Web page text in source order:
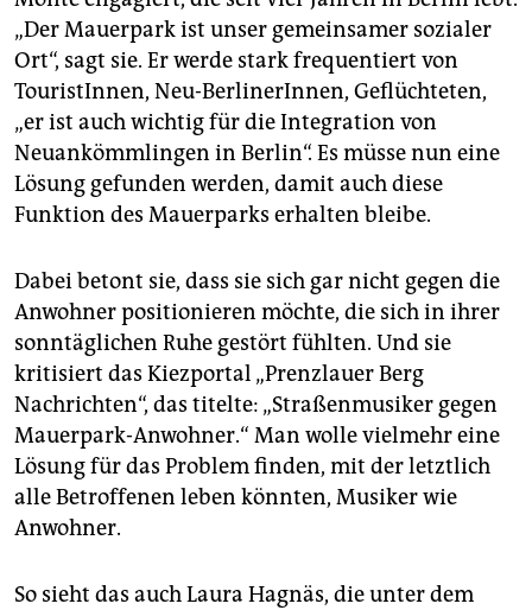
„Der Mauerpark ist unser gemeinsamer sozialer
Ort“, sagt sie. Er werde stark frequentiert von
TouristInnen, Neu-BerlinerInnen, Geflüchteten,
„er ist auch wichtig für die Integration von
Neuankömmlingen in Berlin“. Es müsse nun eine
Lösung gefunden werden, damit auch diese
Funktion des Mauerparks erhalten bleibe.
Dabei betont sie, dass sie sich gar nicht gegen die
Anwohner positionieren möchte, die sich in ihrer
sonntäglichen Ruhe gestört fühlten. Und sie
kritisiert das Kiezportal „Prenzlauer Berg
Nachrichten“, das titelte: „Straßenmusiker gegen
Mauerpark-Anwohner.“ Man wolle vielmehr eine
Lösung für das Problem finden, mit der letztlich
alle Betroffenen leben könnten, Musiker wie
Anwohner.
So sieht das auch Laura Hagnäs, die unter dem